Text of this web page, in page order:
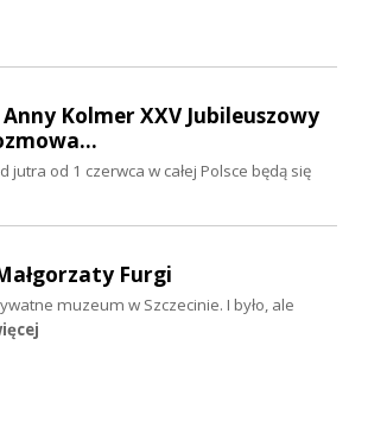
Kolmer XXV Jubileuszowy
od 1 czerwca w całej Polsce będą się
Furgi
muzeum w Szczecinie. I było, ale